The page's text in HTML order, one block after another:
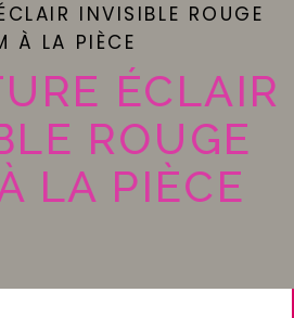
INVISIBLE ROUGE
À LA PIÈCE
ÉCLAIR
ROUGE
LA PIÈCE